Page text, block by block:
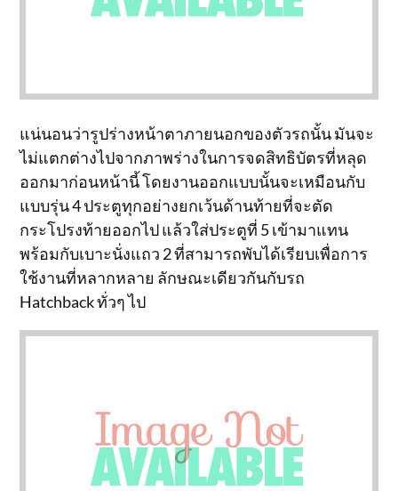
แน่นอนว่ารูปร่างหน้าตาภายนอกของตัวรถนั้น มันจะ
ไม่แตกต่างไปจากภาพร่างในการจดสิทธิบัตรที่หลุด
ออกมาก่อนหน้านี้ โดยงานออกแบบนั้นจะเหมือนกับ
แบบรุ่น 4 ประตูทุกอย่างยกเว้นด้านท้ายที่จะตัด
กระโปรงท้ายออกไป แล้วใส่ประตูที่ 5 เข้ามาแทน
พร้อมกับเบาะนั่งแถว 2 ที่สามารถพับได้เรียบเพื่อการ
ใช้งานที่หลากหลาย ลักษณะเดียวกันกับรถ
Hatchback ทั่วๆ ไป